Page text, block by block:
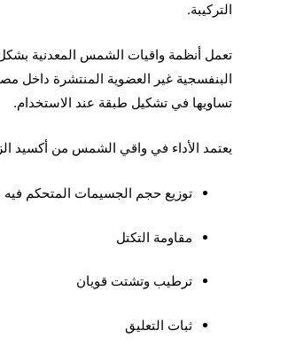
التركيبة.
تعمل أنظمة واقيات الشمس المعدنية
البنفسجية غير العضوية المنتشرة داخل
تساويها في تشكيل طبقة عند الاستخدام.
يعتمد الأداء في واقي الشمس من أكسيد
توزيع حجم الجسيمات المتحكم فيه
مقاومة التكتل
ترطيب وتشتت قويان
ثبات التعليق